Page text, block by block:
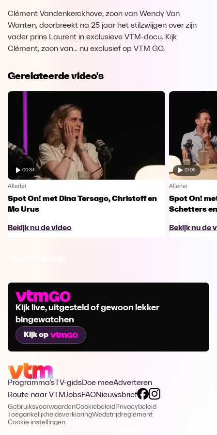
Clément Vandenkerckhove, zoon van Wendy Van
Wanten, doorbreekt na 25 jaar het stilzwijgen over zijn
vader prins Laurent in exclusieve VTM-docu. Kijk
Clément, zoon van… nu exclusief op VTM GO.
Gerelateerde video's
00:34
Allerlei
Spot On! met Dina Tersago, Christoff en
Mo Urus
Bekijk nu de video
01:05
Allerlei
Spot On!
Schetters
Bekijk nu de
Kijk live, uitgesteld of gewoon lekker
bingewatchen
Kijk op
Programma's TV-gidsDoe meeAdverteren
Route naar VTMJobsFAQNieuwsbrief
GebruiksvoorwaardenCookiebeleid Privacybeleid
ToegankelijkheidsverklaringWedstrijdreglement
Cookie instellingen